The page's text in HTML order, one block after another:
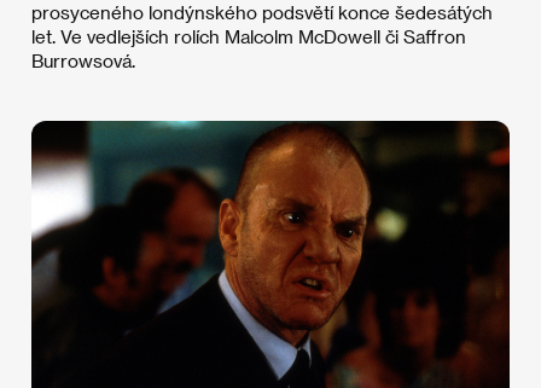
prosyceného londýnského podsvětí konce šedesátých
let. Ve vedlejších rolích Malcolm McDowell či Saffron
Burrowsová.